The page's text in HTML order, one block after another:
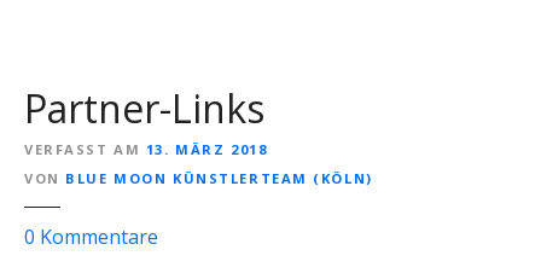
c
f
ü
W
e
i
Partner-Links
VERFASST AM 13. MÄRZ 2018
VON BLUE MOON KÜNSTLERTEAM (KÖLN)
0 Kommentare